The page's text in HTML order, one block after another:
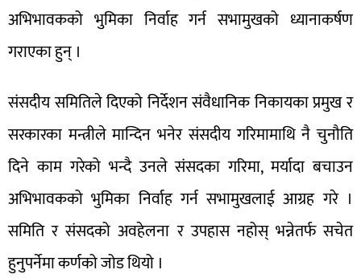
अभिभावकको भुमिका निर्वाह गर्न सभामुखको ध्यानाकर्षण
गराएका हुन् ।
संसदीय समितिले दिएको निर्देशन संवैधानिक निकायका प्रमुख र
सरकारका मन्त्रीले मान्दिन भनेर संसदीय गरिमामाथि नै चुनौति
दिने काम गरेको भन्दै उनले संसदका गरिमा, मर्यादा बचाउन
अभिभावकको भुमिका निर्वाह गर्न सभामुखलाई आग्रह गरे ।
समिति र संसदको अवहेलना र उपहास नहोस् भन्नेतर्फ सचेत
हुनुपर्नेमा कर्णको जोड थियो ।